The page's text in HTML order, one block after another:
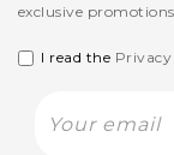
exclusive promotions
I read the